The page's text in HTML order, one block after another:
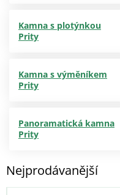
Kamna s plotýnkou
Prity
Kamna s výměníkem
Prity
Panoramatická kamna
Prity
Nejprodávanější